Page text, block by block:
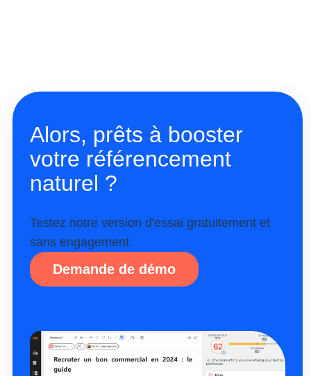
Alors, prêts à booster
votre référencement
naturel ?
Testez notre version d'essai gratuitement et
sans engagement.
Demande de démo